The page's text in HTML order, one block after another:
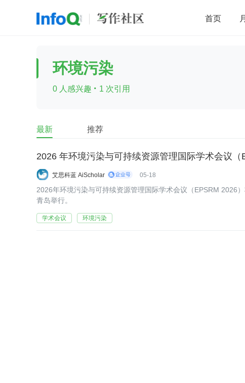
首页
前端 AI
查看更多
环境污染
0 人感兴趣 · 1 次引用
最新 推荐
2026 年环境污染与可持续资源管理国际学术会议（
艾思科蓝 AiScholar 05-18
2026年环境污染与可持续资源管理国际学术会议（EPSRM 2026
青岛举行。
学术会议 环境污染